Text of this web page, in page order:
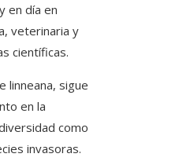
en día en
veterinaria y
científicas.
linneana, sigue
en la
como
invasoras.